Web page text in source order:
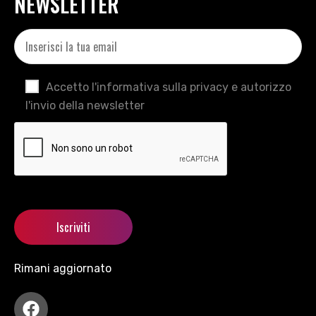
Accetto l'informativa sulla privacy e autorizzo
l'invio della newsletter
Rimani aggiornato